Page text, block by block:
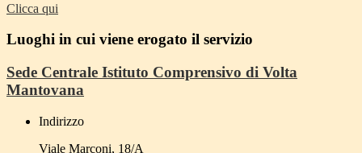
Clicca qui
Luoghi in cui viene erogato il servizio
Sede Centrale Istituto Comprensivo di Volta
Mantovana
Indirizzo
Viale Marconi, 18/A